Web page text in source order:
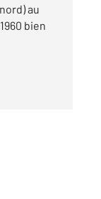
au
bien